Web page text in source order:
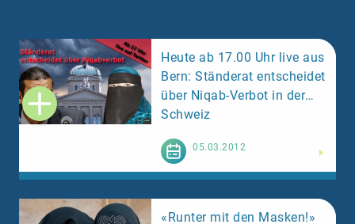
Heute ab 17.00 Uhr live aus
Bern: Ständerat entscheidet
über Niqab-Verbot in der
Schweiz
05.03.2012
«Runter mit den Masken!»